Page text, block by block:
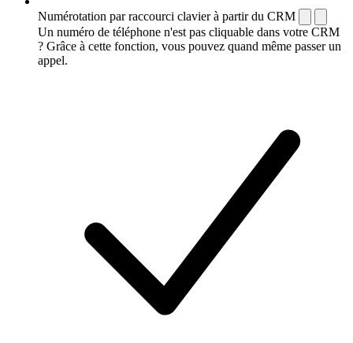
Numérotation par raccourci clavier à partir du CRM
Un numéro de téléphone n'est pas cliquable dans votre CRM
? Grâce à cette fonction, vous pouvez quand même passer un
appel.